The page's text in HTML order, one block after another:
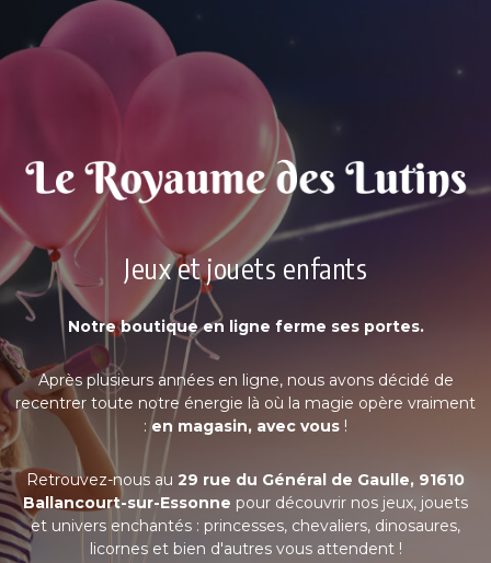
Jeux et jouets enfants
Notre boutique en ligne ferme ses portes.
Après plusieurs années en ligne, nous avons décidé de
recentrer toute notre énergie là où la magie opère vraiment
:en magasin, avec vous !
Retrouvez-nous au 29 rue du Général de Gaulle, 91610
Ballancourt-sur-Essonne pour découvrir nos jeux, jouets
et univers enchantés : princesses, chevaliers, dinosaures,
licornes et bien d'autres vous attendent !